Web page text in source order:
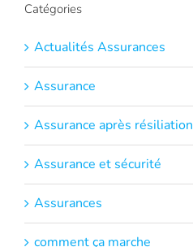
Catégories
Actualités Assurances
Assurance
Assurance après résiliation
Assurance et sécurité
Assurances
comment ça marche